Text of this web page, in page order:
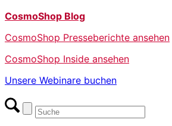
CosmoShop Blog
CosmoShop Presseberichte ansehen
CosmoShop Inside ansehen
Unsere Webinare buchen